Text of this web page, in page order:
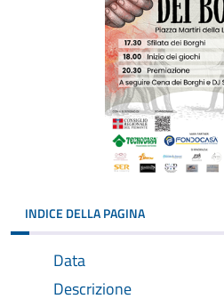
INDICE DELLA PAGINA
Data
Descrizione